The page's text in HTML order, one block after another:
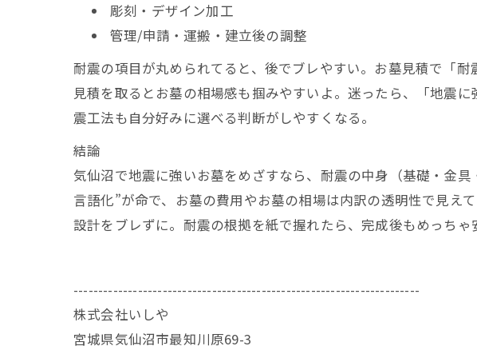
彫刻・デザイン加工
管理/申請・運搬・建立後の調整
耐震の項目が丸められてると、後でブレやすい。お墓見積で「
見積を取るとお墓の相場感も掴みやすいよ。迷ったら、「地震
震工法も自分好みに選べる判断がしやすくなる。
結論
気仙沼で地震に強いお墓をめざすなら、耐震の中身（基礎・金
言語化”が命で、お墓の費用やお墓の相場は内訳の透明性で見え
設計をブレずに。耐震の根拠を紙で握れたら、完成後もめっちゃ
----------------------------------------------------------------------
株式会社いしや
宮城県気仙沼市最知川原69-3